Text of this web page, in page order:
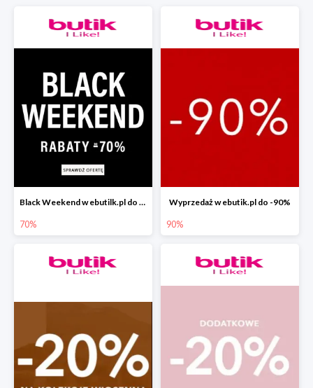
Black Weekend w ebutilk.pl do -70%
70%
Wyprzedaż w ebutik.pl do -90%
90%